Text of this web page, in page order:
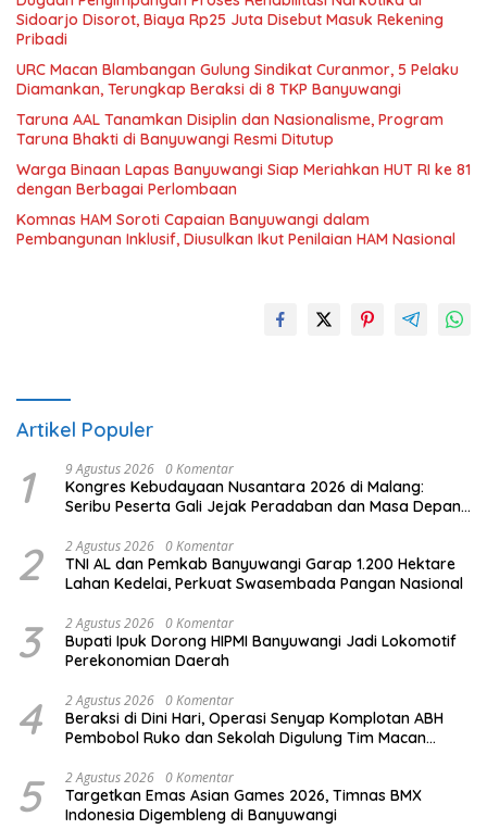
Sidoarjo Disorot, Biaya Rp25 Juta Disebut Masuk Rekening
Pribadi
URC Macan Blambangan Gulung Sindikat Curanmor, 5 Pelaku
Diamankan, Terungkap Beraksi di 8 TKP Banyuwangi
Taruna AAL Tanamkan Disiplin dan Nasionalisme, Program
Taruna Bhakti di Banyuwangi Resmi Ditutup
Warga Binaan Lapas Banyuwangi Siap Meriahkan HUT RI ke 81
dengan Berbagai Perlombaan
Komnas HAM Soroti Capaian Banyuwangi dalam
Pembangunan Inklusif, Diusulkan Ikut Penilaian HAM Nasional
Artikel Populer
1 9 Agustus 2026 0 Komentar
Kongres Kebudayaan Nusantara 2026 di Malang:
Seribu Peserta Gali Jejak Peradaban dan Masa Depan
2 2 Agustus 2026 0 Komentar
TNI AL dan Pemkab Banyuwangi Garap 1.200 Hektare
Lahan Kedelai, Perkuat Swasembada Pangan Nasional
3 2 Agustus 2026 0 Komentar
Bupati Ipuk Dorong HIPMI Banyuwangi Jadi Lokomotif
Perekonomian Daerah
4 2 Agustus 2026 0 Komentar
Beraksi di Dini Hari, Operasi Senyap Komplotan ABH
Pembobol Ruko dan Sekolah Digulung Tim Macan
5 2 Agustus 2026 0 Komentar
Targetkan Emas Asian Games 2026, Timnas BMX
Indonesia Digembleng di Banyuwangi